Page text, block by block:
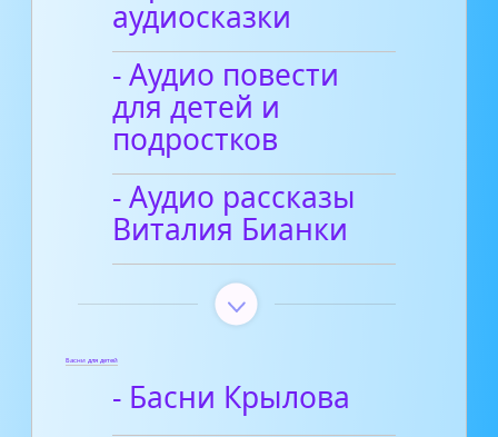
аудиосказки
- Аудио повести
для детей и
подростков
- Аудио рассказы
Виталия Бианки
Басни для детей
- Басни Крылова